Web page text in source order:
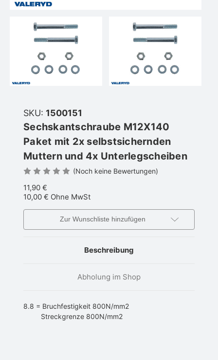
SKU: 1500151
Sechskantschraube M12X140
Paket mit 2x selbstsichernden
Muttern und 4x Unterlegscheiben
(Noch keine Bewertungen)
11,90 €
10,00 € Ohne MwSt
Zur Wunschliste hinzufügen
Beschreibung
Abholung im Shop
8.8 = Bruchfestigkeit 800N/mm2
Streckgrenze 800N/mm2